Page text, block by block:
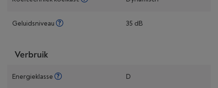
Geluidsniveau 35 dB
Verbruik
Energieklasse D